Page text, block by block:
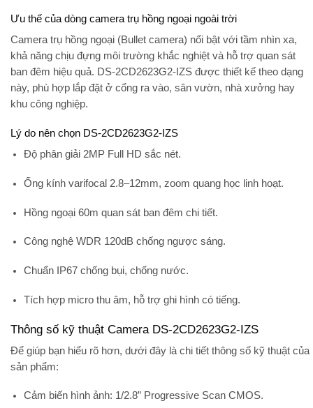
Ưu thế của dòng camera trụ hồng ngoại ngoài trời
Camera trụ hồng ngoại (Bullet camera) nổi bật với tầm nhìn xa,
khả năng chịu đựng môi trường khắc nghiệt và hỗ trợ quan sát
ban đêm hiệu quả. DS-2CD2623G2-IZS được thiết kế theo dạng
này, phù hợp lắp đặt ở cổng ra vào, sân vườn, nhà xưởng hay
khu công nghiệp.
Lý do nên chọn DS-2CD2623G2-IZS
Độ phân giải 2MP Full HD sắc nét.
Ống kính varifocal 2.8–12mm, zoom quang học linh hoạt.
Hồng ngoại 60m quan sát ban đêm chi tiết.
Công nghệ WDR 120dB chống ngược sáng.
Chuẩn IP67 chống bụi, chống nước.
Tích hợp micro thu âm, hỗ trợ ghi hình có tiếng.
Thông số kỹ thuật Camera DS-2CD2623G2-IZS
Để giúp bạn hiểu rõ hơn, dưới đây là chi tiết thông số kỹ thuật của
sản phẩm:
Cảm biến hình ảnh: 1/2.8” Progressive Scan CMOS.